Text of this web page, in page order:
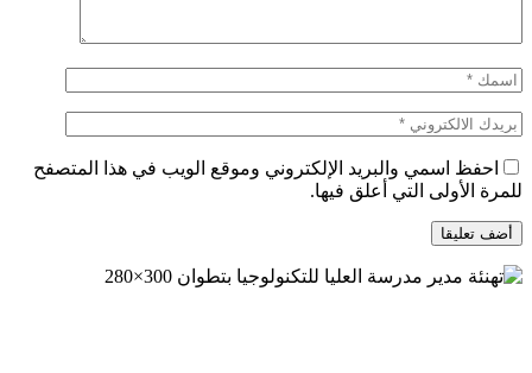
احفظ اسمي والبريد الإلكتروني وموقع الويب في هذا المتصفح
للمرة الأولى التي أعلق فيها.